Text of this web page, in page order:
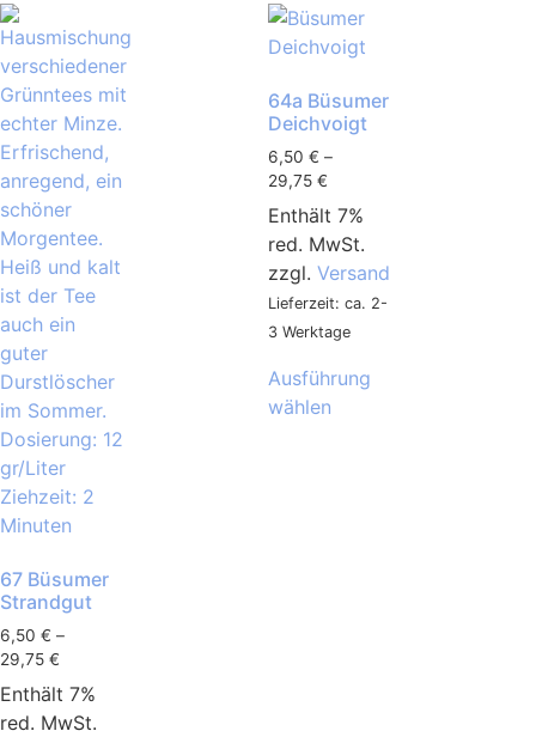
67 Büsumer
Strandgut
6,50 € –
29,75 €
Enthält 7%
red. MwSt.
64a Büsumer
Deichvoigt
6,50 € –
29,75 €
Enthält 7%
red. MwSt.
zzgl. Versand
Lieferzeit: ca. 2-
3 Werktage
Ausführung
wählen